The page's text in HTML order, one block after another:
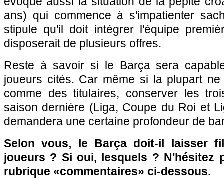
ans) qui commence à s'impatienter
stipule qu'il doit intégrer l'équipe
disposerait de plusieurs offres.
Reste à savoir si le Barça sera
joueurs cités. Car même si la plupart
comme des titulaires, conserver les
saison dernière (Liga, Coupe du Roi et
demandera une certaine profondeur de
Selon vous, le Barça doit-il laisser
joueurs ? Si oui, lesquels ? N'hésitez
rubrique «commentaires» ci-dessous.